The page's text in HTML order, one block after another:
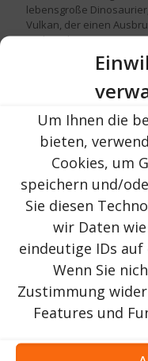
Um Ihnen die
bieten,
Cookies, um
speichern und/
Sie diesen
wir Daten
eindeutige IDs
Wenn Sie
Zustimmung
Features und
lebensgroße
Vulkan, der einen
Park und ein Open-Air-
Ausstellungen im Park
wurden in
Nationalmuseum für
Bukarest, dem
Nationalen Szekler-
Geschichte von Brasov
privaten Partnern
Der Dino Park Rasnov
wissenschaftlich
Programme „Schule
Schulkinder und
Dendrologen, der ihnen
erzählte.